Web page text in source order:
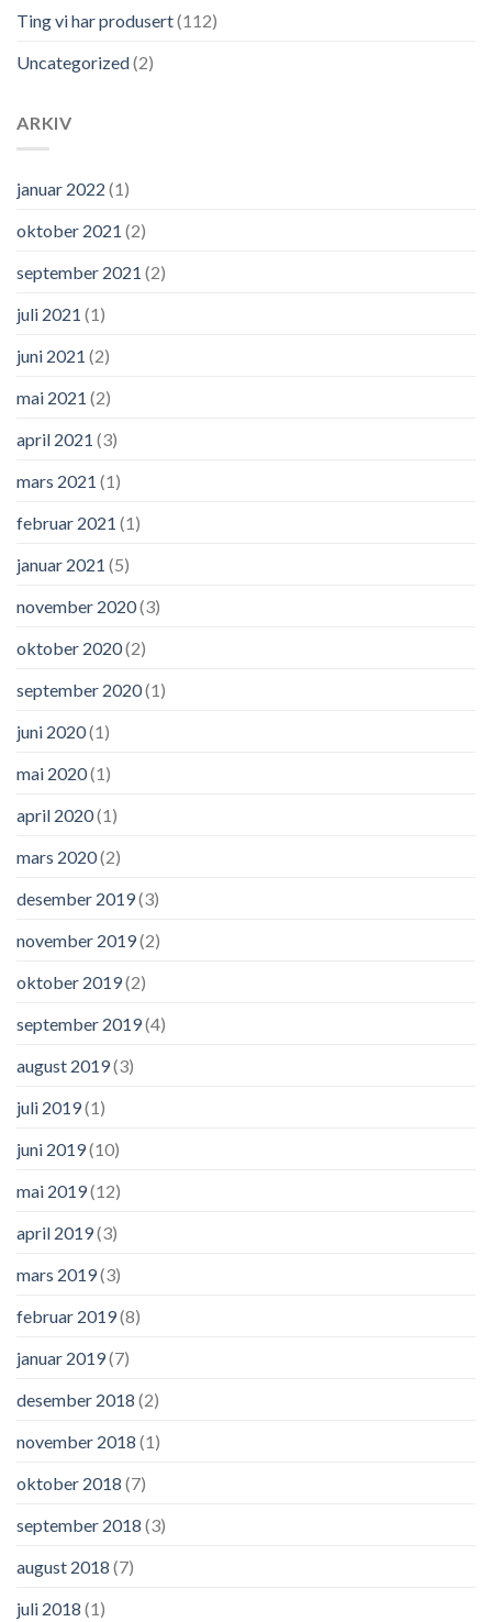
Ting vi har produsert(112)
Uncategorized(2)
ARKIV
januar 2022 (1)
oktober 2021 (2)
september 2021 (2)
juli 2021 (1)
juni 2021 (2)
mai 2021 (2)
april 2021 (3)
mars 2021 (1)
februar 2021 (1)
januar 2021 (5)
november 2020(3)
oktober 2020(2)
september 2020(1)
juni 2020(1)
mai 2020(1)
april 2020(1)
mars 2020(2)
desember 2019(3)
november 2019(2)
oktober 2019(2)
september 2019(4)
august 2019(3)
juli 2019(1)
juni 2019(10)
mai 2019(12)
april 2019(3)
mars 2019(3)
februar 2019(8)
januar 2019(7)
desember 2018 (2)
november 2018 (1)
oktober 2018 (7)
september 2018 (3)
august 2018 (7)
juli 2018 (1)